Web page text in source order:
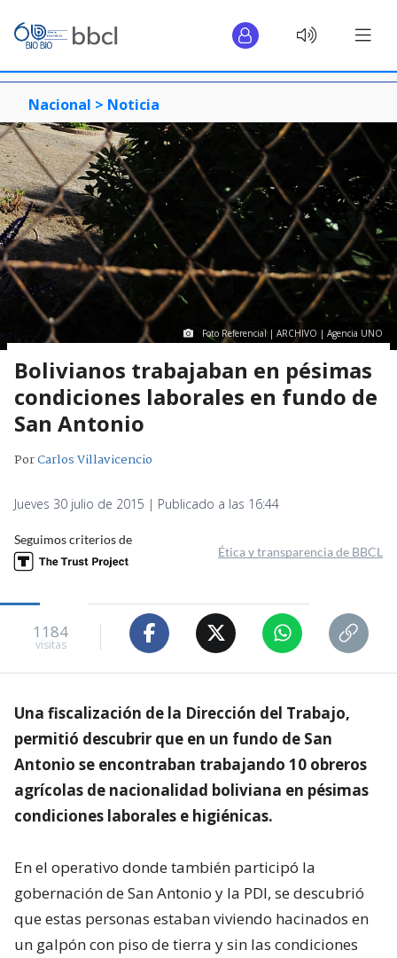
Nacional > Noticia
Foto Referencial | ARCHIVO | Agencia UNO
Bolivianos trabajaban en pésimas
condiciones laborales en fundo de
San Antonio
PorCarlos Villavicencio
Jueves 30 julio de 2015 | Publicado a las 16:44
Seguimos criterios de
Ética y transparencia de BBCL
1184
visitas
Una fiscalización de la Dirección del Trabajo,
permitió descubrir que en un fundo de San
Antonio se encontraban trabajando 10 obreros
agrícolas de nacionalidad boliviana en pésimas
condiciones laborales e higiénicas.
En el operativo donde también participó la
gobernación de San Antonio y la PDI, se descubrió
que estas personas estaban viviendo hacinados en
un galpón con piso de tierra y sin las condiciones